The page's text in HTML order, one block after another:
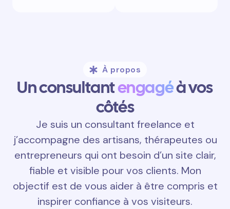
À propos
Un consultantengagéà vos
côtés
Je suis un consultant freelance et
j’accompagne des artisans, thérapeutes ou
entrepreneurs qui ont besoin d’un site clair,
fiable et visible pour vos clients. Mon
objectif est de vous aider à être compris et
inspirer confiance à vos visiteurs.